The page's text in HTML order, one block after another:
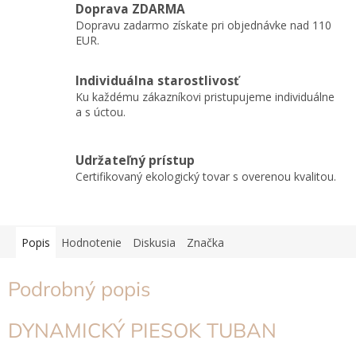
Doprava ZDARMA
Dopravu zadarmo získate pri objednávke nad 110
EUR.
Individuálna starostlivosť
Ku každému zákazníkovi pristupujeme individuálne
a s úctou.
Udržateľný prístup
Certifikovaný ekologický tovar s overenou kvalitou.
Popis Hodnotenie Diskusia Značka
Podrobný popis
DYNAMICKÝ PIESOK TUBAN